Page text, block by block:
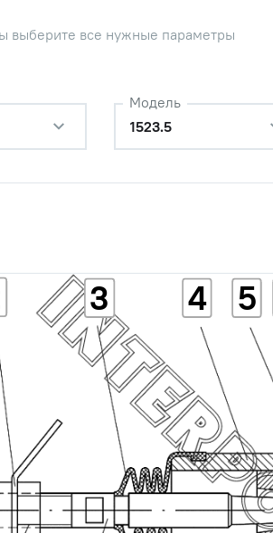
выберите все нужные параметры
Модель
1523.5
3 4 5